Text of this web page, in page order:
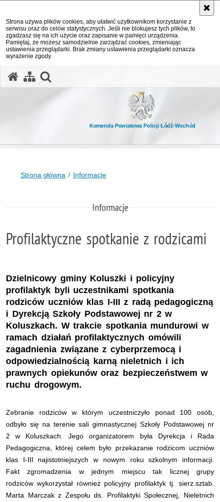
Strona używa plików cookies, aby ułatwić użytkownikom korzystanie z
serwisu oraz do celów statystycznych. Jeśli nie blokujesz tych plików, to
zgadzasz się na ich użycie oraz zapisanie w pamięci urządzenia.
Pamiętaj, że możesz samodzielnie zarządzać cookies, zmieniając
ustawienia przeglądarki. Brak zmiany ustawienia przeglądarki oznacza
wyrażenie zgody.
Komenda Powiatowa Policji Łódź-Wschód
Strona główna Informacje
Informacje
Profilaktyczne spotkanie z rodzicami
Dzielnicowy gminy Koluszki i policyjny
profilaktyk byli uczestnikami spotkania
rodziców uczniów klas I-III z radą pedagogiczną
i Dyrekcją Szkoły Podstawowej nr 2 w
Koluszkach. W trakcie spotkania mundurowi w
ramach działań profilaktycznych omówili
zagadnienia związane z cyberprzemocą i
odpowiedzialnością karną nieletnich i ich
prawnych opiekunów oraz bezpieczeństwem w
ruchu drogowym.
Zebranie rodziców w którym uczestniczyło ponad 100 osób,
odbyło się na terenie sali gimnastycznej Szkoły Podstawowej nr
2 w Koluszkach. Jego organizatorem była Dyrekcja i Rada
Pedagogiczna, której celem było przekazanie rodzicom uczniów
klas I-III najistotniejszych w nowym roku szkolnym informacji.
Fakt zgromadzenia w jednym miejscu tak licznej grupy
rodziców wykorzystał również policyjny profilaktyk tj. sierz.sztab.
Marta Marczak z Zespołu ds. Profilaktyki Społecznej, Nieletnich